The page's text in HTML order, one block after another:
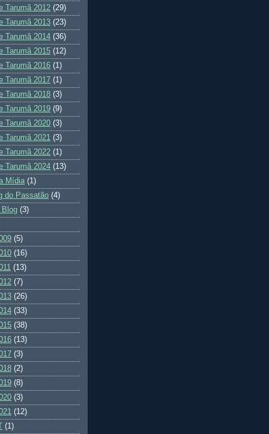
Tarumã 2012 (29)
Tarumã 2013 (23)
Tarumã 2014 (36)
Tarumã 2015 (12)
Tarumã 2016 (1)
Tarumã 2017 (1)
Tarumã 2018 (3)
Tarumã 2019 (9)
Tarumã 2020 (3)
Tarumã 2021 (3)
Tarumã 2022 (1)
Tarumã 2024 (13)
Mídia (1)
do Passatão (4)
Blog (3)
(5)
(16)
(13)
(7)
(26)
(33)
(38)
(13)
(3)
(2)
(8)
(3)
(12)
(1)